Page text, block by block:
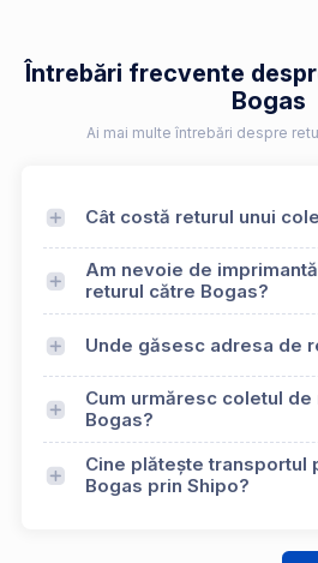
Întrebări frecvente
Bogas
Ai mai multe întrebări despre
Cât costă returul unui
Am nevoie de
returul către Bogas?
Unde găsesc adresa de
Cum urmăresc coletul
Bogas?
Cine plătește transportul
Bogas prin Shipo?